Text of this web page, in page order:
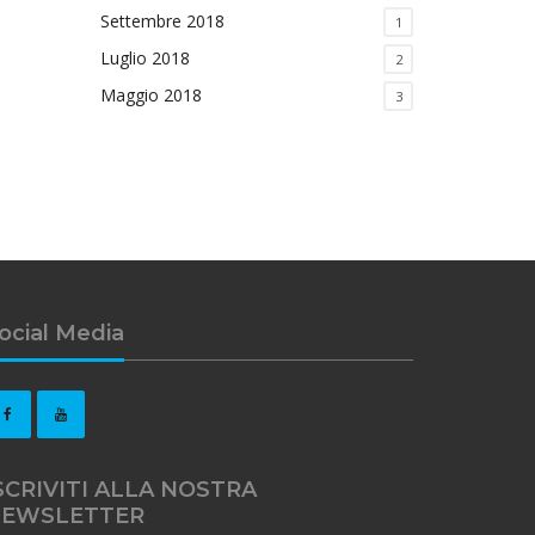
Settembre 2018 1
Luglio 2018 2
Maggio 2018 3
Media
ALLA NOSTRA